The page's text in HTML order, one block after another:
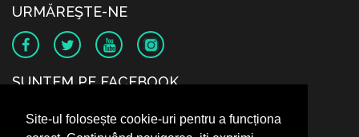
Site-ul folosește cookie-uri pentru a funcționa
URMĂREŞTE-NE
SUNTEM PE FACEBOOK